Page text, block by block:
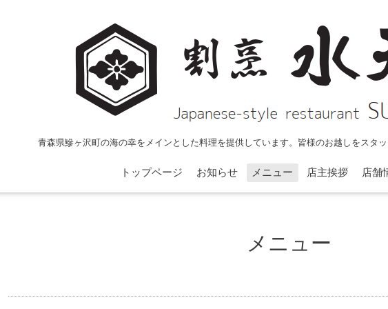
青森県鰺ヶ沢町の海の幸をメインとした料理を提供しています。皆様のお越しをスタ
トップページ お知らせ メニュー 店主挨拶 店舗
メニュー